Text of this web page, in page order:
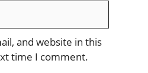
and website in this
time I comment.